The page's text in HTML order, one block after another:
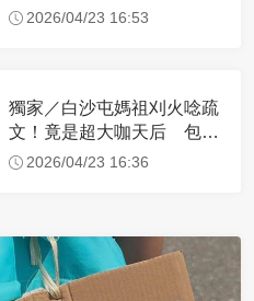
蹟 一靠近媽祖就爆哭
2026/04/23 16:53
獨家／白沙屯媽祖刈火唸疏
文！竟是超大咖天后 包尿
布忍尿5小時不喊累
2026/04/23 16:36